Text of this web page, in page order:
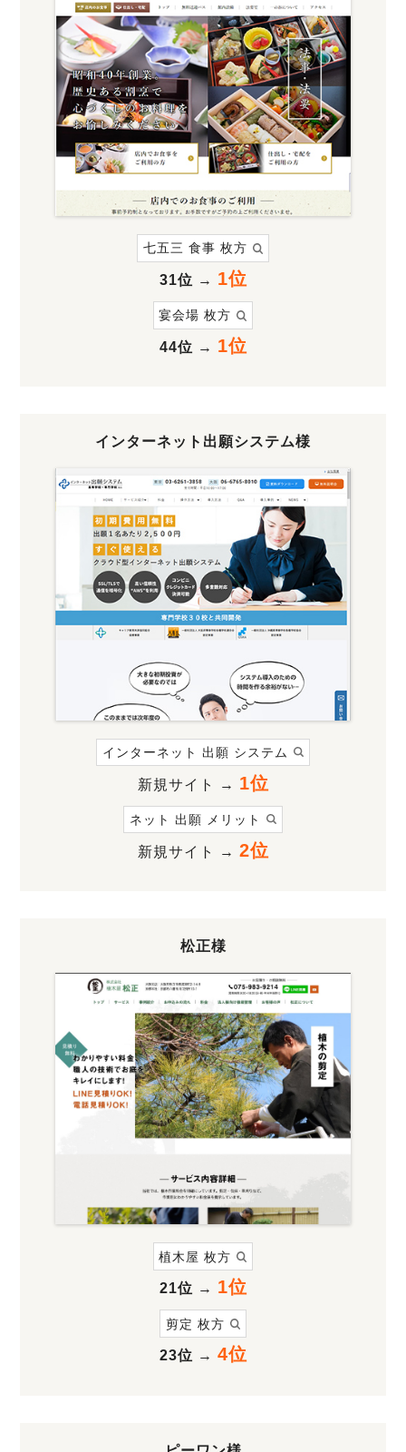
七五三 食事 枚方
31位 → 1位
宴会場 枚方
44位 → 1位
インターネット出願システム様
インターネット 出願 システム
新規サイト → 1位
ネット 出願 メリット
新規サイト → 2位
松正様
植木屋 枚方
21位 → 1位
剪定 枚方
23位 → 4位